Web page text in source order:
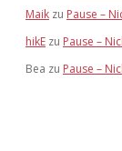
Maik zu Pause –
hikE zu Pause –
Bea zu Pause –